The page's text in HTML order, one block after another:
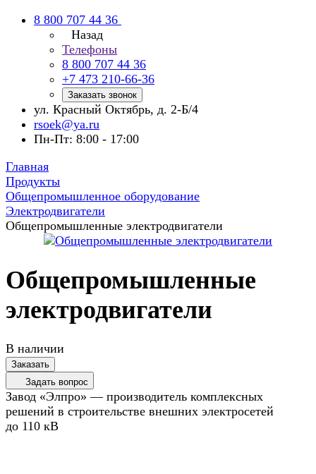
8 800 707 44 36
Назад
Телефоны
8 800 707 44 36
+7 473 210-66-36
Заказать звонок
ул. Красный Октябрь, д. 2-Б/4
rsoek@ya.ru
Пн-Пт: 8:00 - 17:00
Главная
Продукты
Общепромышленное оборудование
Электродвигатели
Общепромышленные электродвигатели
Общепромышленные
электродвигатели
В наличии
Заказать
Задать вопрос
Завод «Элпро» — производитель комплексных
решений в строительстве внешних электросетей
до 110 кВ